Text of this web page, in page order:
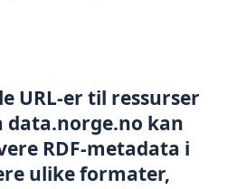
URL-er til ressurser
data.norge.no kan
RDF-metadata i
ulike formater,